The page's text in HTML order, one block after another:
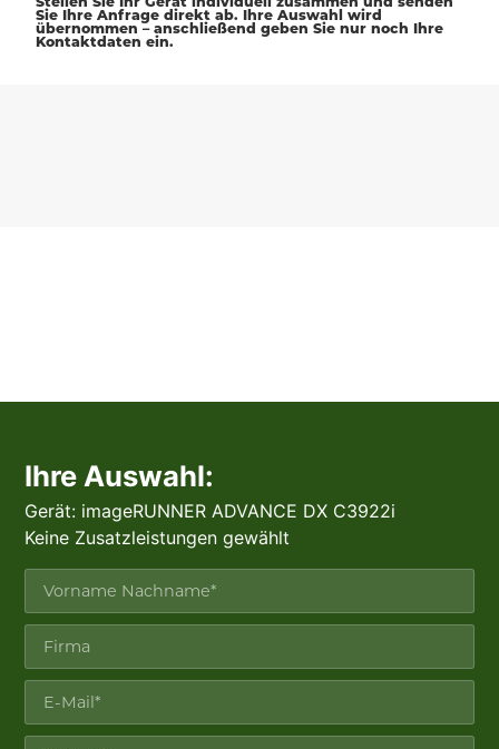
Sie Ihre Anfrage direkt ab. Ihre Auswahl wird
übernommen – anschließend geben Sie nur noch Ihre
Kontaktdaten ein.
Ihre Auswahl:
Gerät: imageRUNNER ADVANCE DX C3922i
Keine Zusatzleistungen gewählt